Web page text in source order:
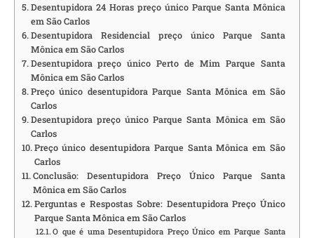
Desentupidora 24 Horas preço único Parque Santa Mônica
em São Carlos
Desentupidora Residencial preço único Parque Santa
Mônica em São Carlos
Desentupidora preço único Perto de Mim Parque Santa
Mônica em São Carlos
Preço único desentupidora Parque Santa Mônica em São
Carlos
Desentupidora preço único Parque Santa Mônica em São
Carlos
Preço único desentupidora Parque Santa Mônica em São
Carlos
Conclusão: Desentupidora Preço Único Parque Santa
Mônica em São Carlos
Perguntas e Respostas Sobre: Desentupidora Preço Único
Parque Santa Mônica em São Carlos
O que é uma Desentupidora Preço Único em Parque Santa